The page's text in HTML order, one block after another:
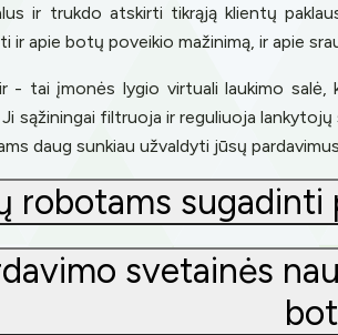
ir trukdo atskirti tikrąją klientų
ir apie botų poveikio mažinimą, ir apie
- tai įmonės lygio virtuali laukimo
sąžiningai filtruoja ir reguliuoja
daug sunkiau užvaldyti jūsų pardavimus.
robotams sugadinti
svetainės